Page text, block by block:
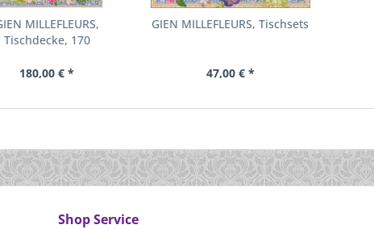
MILLEFLEURS,
Tischdecke, 170
180,00 € *
GIEN MILLEFLEURS, Tischsets
47,00 € *
Shop Service